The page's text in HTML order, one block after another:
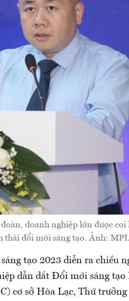
doanh nghiệp lớn được coi
thái đổi mới sáng tạo. Ảnh: MPI.
tạo 2023 diễn ra chiều
dẫn dắt Đổi mới sáng tạo
cơ sở Hòa Lạc, Thứ